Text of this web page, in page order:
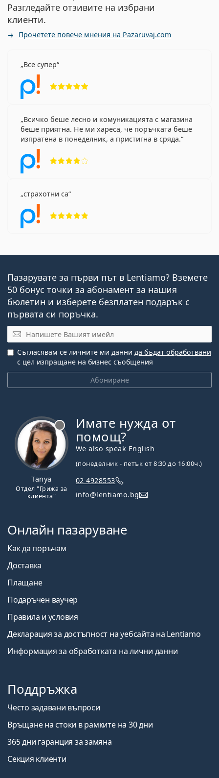
Разгледайте отзивите на избрани
клиенти.
Прочетете повече мнения на Pazaruvaj.com
Все супер
Всичко беше лесно и комуникацията с магазина
беше приятна. Не ми хареса, че поръчката беше
изпратена в понеделник, а пристигна в сряда.
страхотни са
Пазарувате за първи път в Lentiamo? Вземете
50 бонус точки за абонамент за нашия
бюлетин и изберете безплатен подарък с
първата си поръчка.
Имейл
Абониране
Съгласявам се личните ми данни да бъдат обработвани
с цел изпращане на бизнес съобщения
Tanya
Отдел "Грижа за
клиента"
Имате нужда от
помощ?
We also speak English
(понеделник - петък от 8:30 до 16:00ч.)
02 4928553
info@lentiamo.bg
Онлайн пазаруване
Как да поръчам
Доставка
Плащане
Подаръчен ваучер
Правила и условия
Декларация за достъпност на уебсайта на Lentiamo
Информация за обработката на лични данни
Поддръжка
Често задавани въпроси
Връщане на стоки в рамките на 30 дни
365 дни гаранция за замяна
Секция клиенти